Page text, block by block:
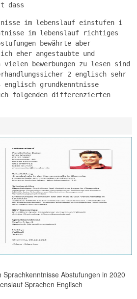
dass
im lebenslauf einstufen i
im lebenslauf richtiges
bewährte aber
eher angestaubte und
vielen bewerbungen zu lesen sind
2 englisch sehr
grundkenntnisse
folgenden differenzierten
Sprachkenntnisse Abstufungen in 2020
Sprachen Englisch